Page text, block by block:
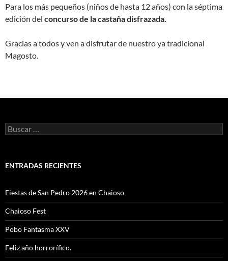
Para los más pequeños (niños de hasta 12 años) con la séptima
edición del concurso de la castaña disfrazada.
Gracias a todos y ven a disfrutar de nuestro ya tradicional
Magosto.
Buscar:
ENTRADAS RECIENTES
Fiestas de San Pedro 2026 en Chaioso
Chaioso Fest
Pobo Fantasma XXV
Feliz año horrorífico.